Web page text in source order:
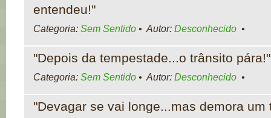
entendeu!"
Categoria: Sem Sentido • Autor: Desconhecido •
"Depois da tempestade...o trânsito pára!"
Categoria: Sem Sentido • Autor: Desconhecido •
"Devagar se vai longe...mas demora um